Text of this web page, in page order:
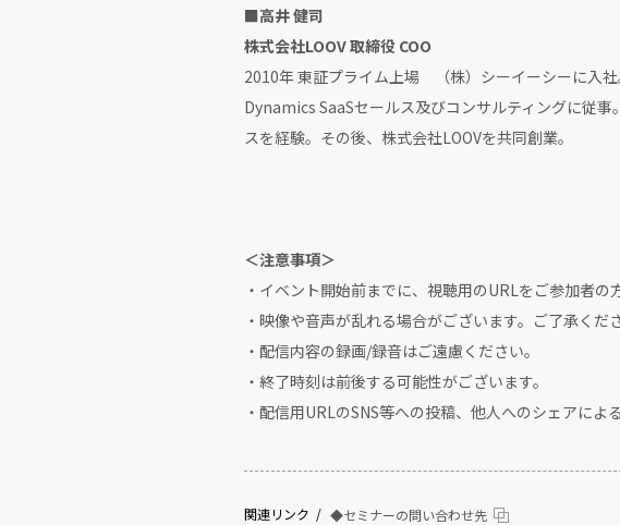
■高井 健司
株式会社LOOV 取締役 COO
2010年 東証プライム上場 （株）シーイーシーに入
Dynamics SaaSセールス及びコンサルティングに従
スを経験。その後、株式会社LOOVを共同創業。
＜注意事項＞
・イベント開始前までに、視聴用のURLをご参加者の
・映像や音声が乱れる場合がございます。ご了承くださ
・配信内容の録画/録音はご遠慮ください。
・終了時刻は前後する可能性がございます。
・配信用URLのSNS等への投稿、他人へのシェアによ
関連リンク ◆セミナーの問い合わせ先